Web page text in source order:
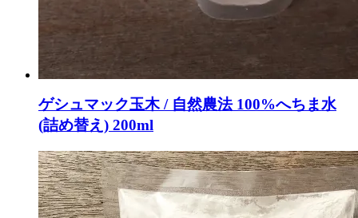
ゲシュマック玉木 / 自然農法 100%へちま水
(詰め替え) 200ml